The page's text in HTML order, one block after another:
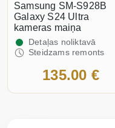
Samsung SM-S928B
Galaxy S24 Ultra
kameras maiņa
Detaļas noliktavā
Steidzams remonts
135.00 €